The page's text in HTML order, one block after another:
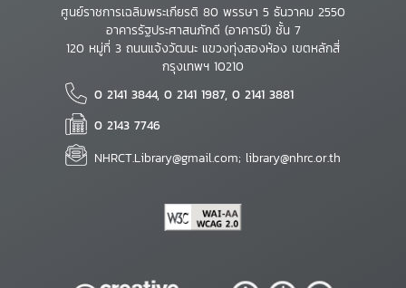
ศูนย์ราชการเฉลิมพระเกียรติ 80 พรรษา 5 ธันวาคม 2550
อาคารรัฐประศาสนภักดี (อาคารบี) ชั้น 7
120 หมู่ที่ 3 ถนนแจ้งวัฒนะ แขวงทุ่งสองห้อง เขตหลักสี่
กรุงเทพฯ 10210
0 2141 3844, 0 2141 1987, 0 2141 3881
0 2143 7746
NHRCT.Library@gmail.com; library@nhrc.or.th